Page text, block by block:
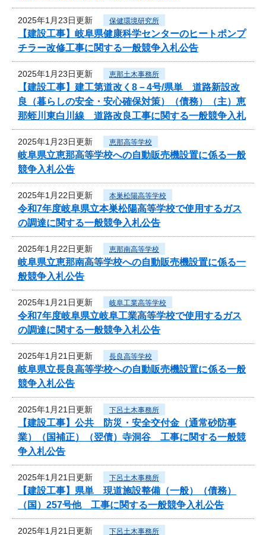
2025年1月23日更新 保健環境研究所
【建設工事】岐阜県健康科学センターのヒートポンプ
チラー改修工事に関する一般競争入札公告
2025年1月23日更新 恵那土木事務所
【建設工事】建工第道改く8－4号/県単 道路新設改
良（暮らしの安全・安心確保対策）（債務）（主）恵
那蛭川東白川線 道路改良工事に関する一般競争入札
2025年1月23日更新 恵那高等学校
岐阜県立恵那高等学校への自動販売機設置に係る一般
競争入札公告
2025年1月22日更新 本巣松陽高等学校
令和7年度岐阜県立本巣松陽高等学校で使用するガス
の調達に関する一般競争入札公告
2025年1月22日更新 恵那南高等学校
岐阜県立恵那南高等学校への自動販売機設置に係る一
般競争入札公告
2025年1月21日更新 岐阜工業高等学校
令和7年度岐阜県立岐阜工業高等学校で使用するガス
の調達に関する一般競争入札公告
2025年1月21日更新 長良高等学校
岐阜県立長良高等学校への自動販売機設置に係る一般
競争入札公告
2025年1月21日更新 下呂土木事務所
【建設工事】公共 防災・安全交付金（通常砂防事
業）（国補正）（翌債）寺洞谷 工事に関する一般競
争入札公告
2025年1月21日更新 下呂土木事務所
【建設工事】県単 現道施設整備（一般）（債務）
（国）257号他 工事に関する一般競争入札公告
2025年1月21日更新 下呂土木事務所